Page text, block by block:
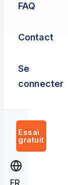
FAQ
Contact
Se
connecter
Essai
gratuit
FR